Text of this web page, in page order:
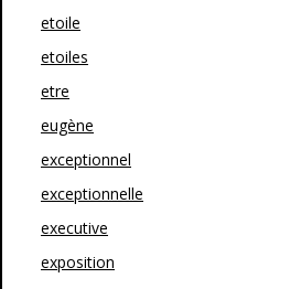
etoile
etoiles
etre
eugène
exceptionnel
exceptionnelle
executive
exposition